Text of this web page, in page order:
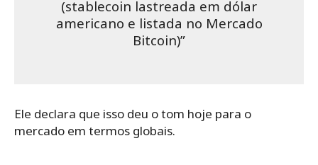
(stablecoin lastreada em dólar
americano e listada no Mercado
Bitcoin)”
Ele declara que isso deu o tom hoje para o
mercado em termos globais.